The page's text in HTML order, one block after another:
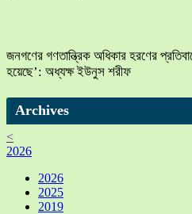
জনগণের গণতান্ত্রিক অধিকার হরণের
হয়েছে’: অধ্যক্ষ ইউনুস শরীফ
Archives
<
2026
2026
2025
2019